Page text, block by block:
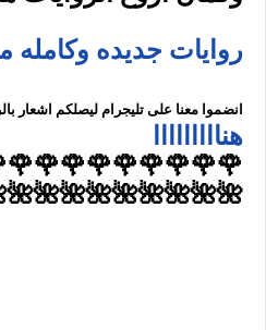
روايات جديده وكامله
انضموا معنا على تليجرام ليصلكم اشعار
هنااااااااا